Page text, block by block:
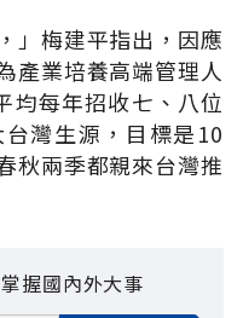
」梅建平指出，因應
產業培養高端管理人
均每年招收七、八位
灣生源，目標是10
秋兩季都親來台灣推
握國內外大事